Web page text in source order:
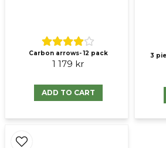
Carbon arrows- 12 pack
1 179 kr
ADD TO CART
3